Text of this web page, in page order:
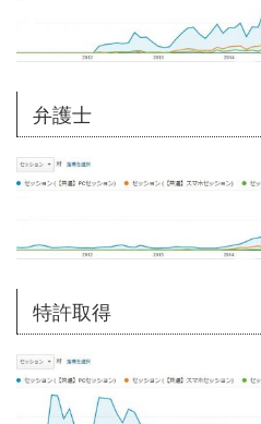
弁護士
特許取得